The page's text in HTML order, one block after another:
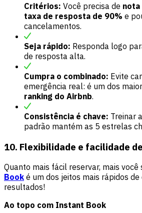
Critérios: Você precisa de
taxa de resposta de 90% e
cancelamentos.
Seja rápido: Responda logo
de resposta alta.
Cumpra o combinado: Evite
emergência real: é um dos
ranking do Airbnb.
Consistência é chave: Treinar
padrão mantém as 5 estrelas
10. Flexibilidade e facilidade
Quanto mais fácil reservar, mais você
Book é um dos jeitos mais rápidos
resultados!
Ao topo com Instant Book